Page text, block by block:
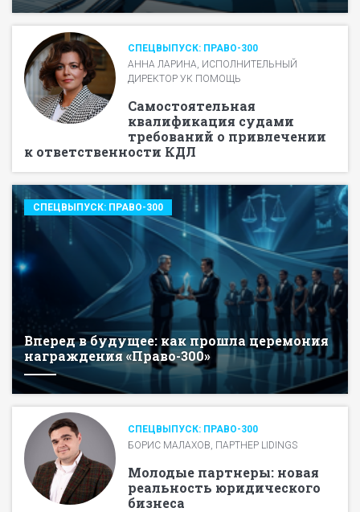
СПЕЦВЫПУСК: ПРАВО-300
АННА ЛАРИНА, ИСПОЛНИТЕЛЬНЫЙ
ДИРЕКТОР УК ПОМОЩЬ
Самостоятельная
квалификация судами
требований о привлечении
к ответственности КДЛ
СПЕЦВЫПУСК: ПРАВО-300
Вперед в будущее: как прошла церемония
награждения «Право-300»
СПЕЦВЫПУСК: ПРАВО-300
БОРИС МАЛАХОВ, ПАРТНЕР LIDINGS
Молодые партнеры: новая
реальность юридического
бизнеса